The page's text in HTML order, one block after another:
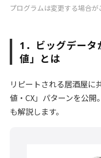
プログラムは変更する場合
1 ．ビッグデー
値」とは
リピートされる居酒屋に
値・CX」パターンを公
も解説します。